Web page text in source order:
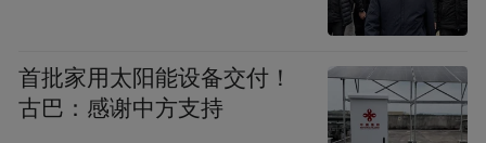
首批家用太阳能设备交付！
古巴：感谢中方支持